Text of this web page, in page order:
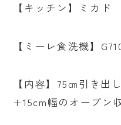
【キッチン】ミカド
【ミーレ食洗機】
【内容】75㎝引き
+15cm幅のオープン